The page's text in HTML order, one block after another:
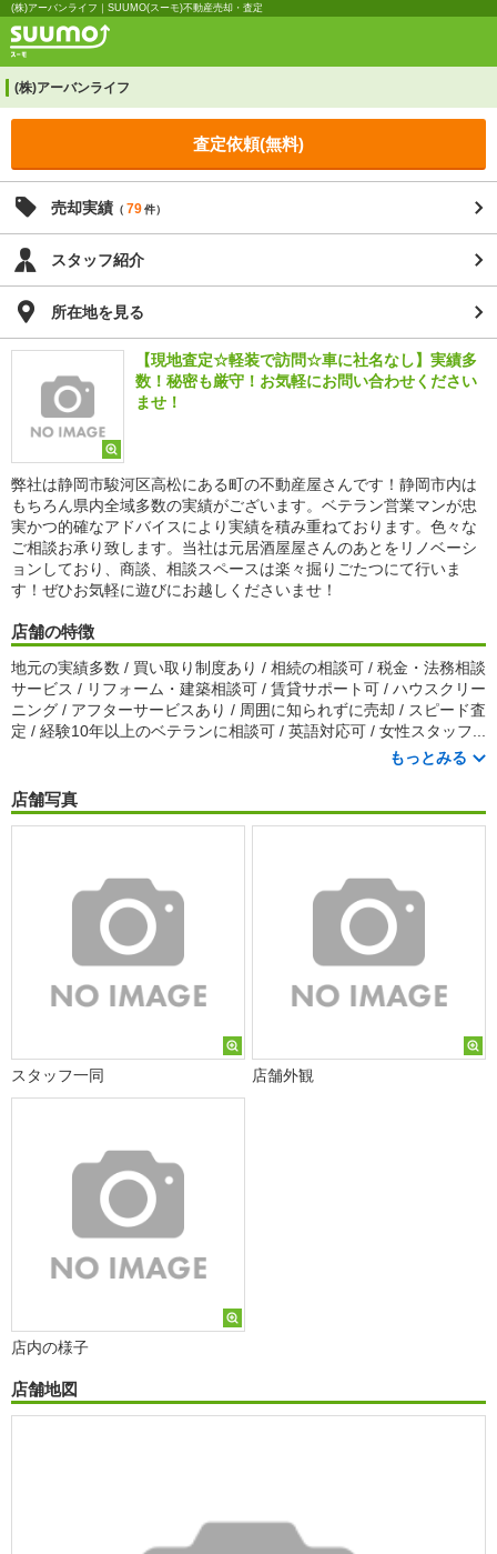
(株)アーバンライフ｜SUUMO(スーモ)不動産売却・査定
(株)アーバンライフ
査定依頼(無料)
売却実績 （ 79件）
スタッフ紹介
所在地を見る
【現地査定☆軽装で訪問☆車に社名なし】実績多
数！秘密も厳守！お気軽にお問い合わせください
ませ！
弊社は静岡市駿河区高松にある町の不動産屋さんです！静岡市内は
もちろん県内全域多数の実績がございます。ベテラン営業マンが忠
実かつ的確なアドバイスにより実績を積み重ねております。色々な
ご相談お承り致します。当社は元居酒屋屋さんのあとをリノベーシ
ョンしており、商談、相談スペースは楽々掘りごたつにて行いま
す！ぜひお気軽に遊びにお越しくださいませ！
店舗の特徴
地元の実績多数 / 買い取り制度あり / 相続の相談可 / 税金・法務相談
サービス / リフォーム・建築相談可 / 賃貸サポート可 / ハウスクリー
ニング / アフターサービスあり / 周囲に知られずに売却 / スピード査
定 / 経験10年以上のベテランに相談可 / 英語対応可 / 女性スタッフ...
もっとみる
店舗写真
スタッフ一同 店舗外観
店内の様子
店舗地図